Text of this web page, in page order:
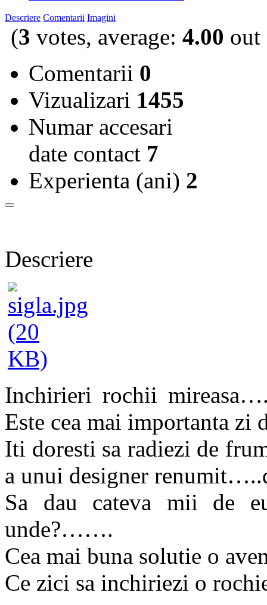
Descriere Comentarii Imagini
(3 votes, average: 4.00 out
Comentarii 0
Vizualizari 1455
Numar accesari
date contact 7
Experienta (ani) 2
Descriere
Inchirieri rochii
Este cea mai importanta zi
Iti doresti sa radiezi de
a unui designer
Sa dau cateva mii de
unde?…….
Cea mai buna solutie o
Ce zici sa inchiriezi o